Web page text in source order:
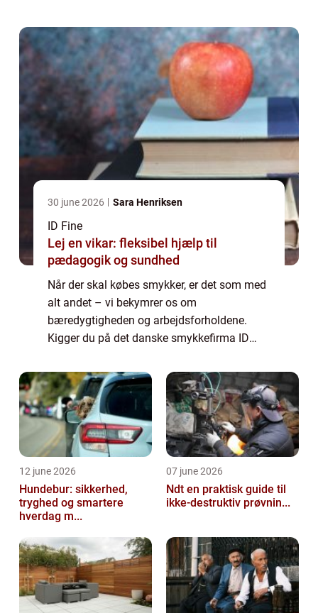
30 june 2026 Sara Henriksen
ID Fine
Lej en vikar: fleksibel hjælp til
pædagogik og sundhed
Når der skal købes smykker, er det som med
alt andet – vi bekymrer os om
bæredygtigheden og arbejdsforholdene.
Kigger du på det danske smykkefirma ID
sat jagten ind p&ari...
12 june 2026
Hundebur: sikkerhed,
tryghed og smartere
hverdag m...
07 june 2026
Ndt en praktisk guide til
ikke-destruktiv prøvnin...